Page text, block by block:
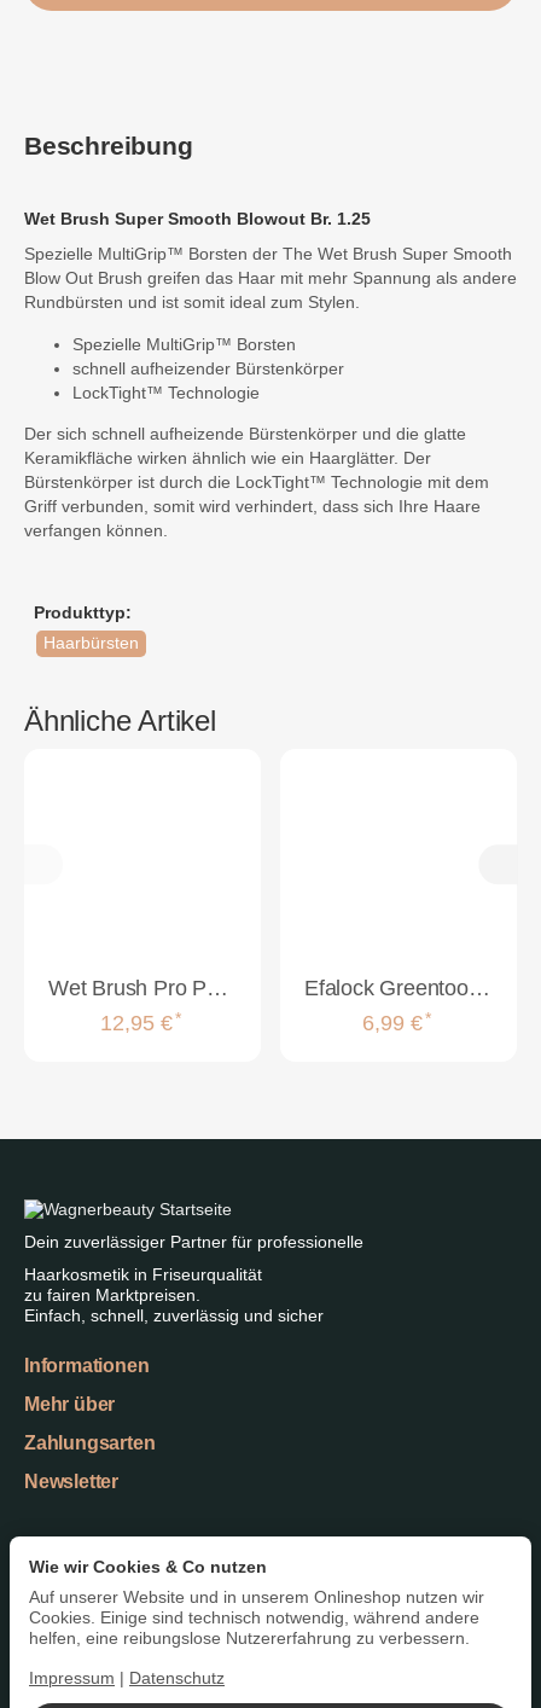
Beschreibung
Wet Brush Super Smooth Blowout Br. 1.25
Spezielle MultiGrip™ Borsten der The Wet Brush Super Smooth
Blow Out Brush greifen das Haar mit mehr Spannung als andere
Rundbürsten und ist somit ideal zum Stylen.
Spezielle MultiGrip™ Borsten
schnell aufheizender Bürstenkörper
LockTight™ Technologie
Der sich schnell aufheizende Bürstenkörper und die glatte
Keramikfläche wirken ähnlich wie ein Haarglätter. Der
Bürstenkörper ist durch die LockTight™ Technologie mit dem
Griff verbunden, somit wird verhindert, dass sich Ihre Haare
verfangen können.
Produkttyp:
Haarbürsten
Ähnliche Artikel
Wet Brush Pro Paddle Detangler Purple
12,95 €*
Efalock Greentools Kopfmassagebürsten
6,99 €*
Dein zuverlässiger Partner für professionelle
Haarkosmetik in Friseurqualität
zu fairen Marktpreisen.
Einfach, schnell, zuverlässig und sicher
Informationen
Mehr über
Zahlungsarten
Newsletter
Datenschutzerklärung
Vertrag widerrufen
Wie wir Cookies & Co nutzen
Auf unserer Website und in unserem Onlineshop nutzen wir
Cookies. Einige sind technisch notwendig, während andere
helfen, eine reibungslose Nutzererfahrung zu verbessern.
Impressum Datenschutz